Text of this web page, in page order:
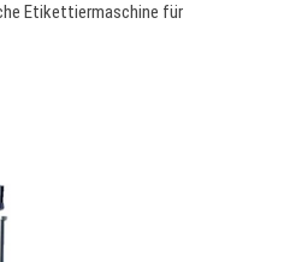
Etikettiermaschine für